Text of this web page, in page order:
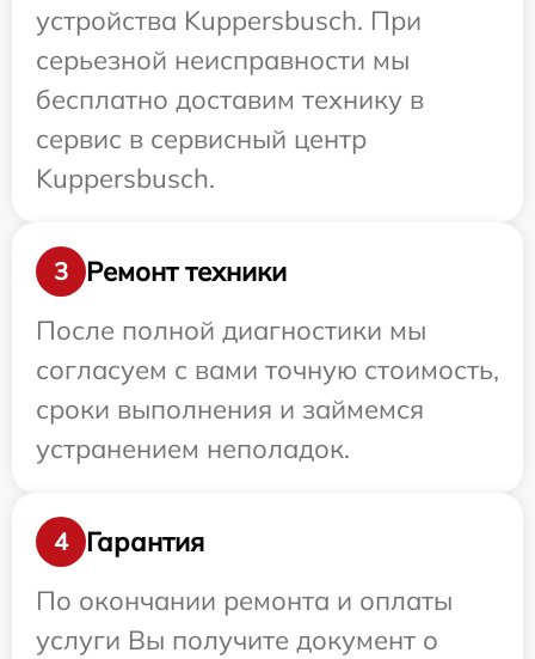
устройства Kuppersbusch. При
серьезной неисправности мы
бесплатно доставим технику в
сервис в сервисный центр
Kuppersbusch.
3
Ремонт техники
После полной диагностики мы
согласуем с вами точную стоимость,
сроки выполнения и займемся
устранением неполадок.
4
Гарантия
По окончании ремонта и оплаты
услуги Вы получите документ о